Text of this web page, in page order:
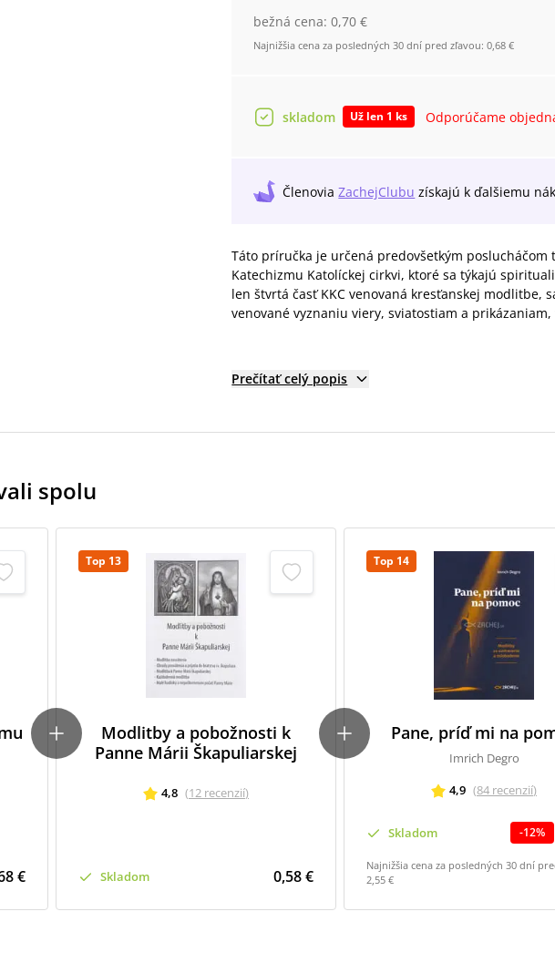
bežná cena:0,70 €
Najnižšia cena za posledných 30 dní pred zľavou: 0,68 €
skladom Už len 1 ks Odporúčame
Členovia ZachejClubu získajú k ďalšiemu
Táto príručka je určená predovšetkým
Katechizmu Katolíckej cirkvi, ktoré sa týkajú
len štvrtá časť KKC venovaná kresťanskej modlitbe,
venované vyznaniu viery, sviatostiam a prikázaniam,
Prečítať celý popis
spolu
€
Top 13
Modlitby a pobožnosti k
Panne Márii Škapuliarskej
4,8 (12 recenzií)
Skladom 0,58 €
Top 14
Pane, príď mi na
Imrich Degro
4,9 (84 recenzií)
Skladom -12%
Najnižšia cena za posledných 30 dní
2,55 €